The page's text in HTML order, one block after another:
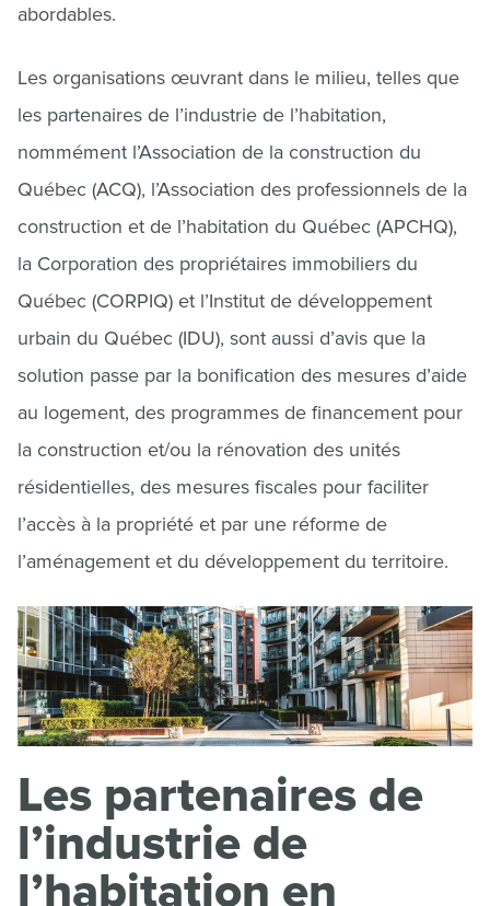
abordables.
Les organisations œuvrant dans le milieu, telles que
les partenaires de l’industrie de l’habitation,
nommément l’Association de la construction du
Québec (ACQ), l’Association des professionnels de la
construction et de l’habitation du Québec (APCHQ),
la Corporation des propriétaires immobiliers du
Québec (CORPIQ) et l’Institut de développement
urbain du Québec (IDU), sont aussi d’avis que la
solution passe par la bonification des mesures d’aide
au logement, des programmes de financement pour
la construction et/ou la rénovation des unités
résidentielles, des mesures fiscales pour faciliter
l’accès à la propriété et par une réforme de
l’aménagement et du développement du territoire.
Les partenaires de
l’industrie de
l’habitation en